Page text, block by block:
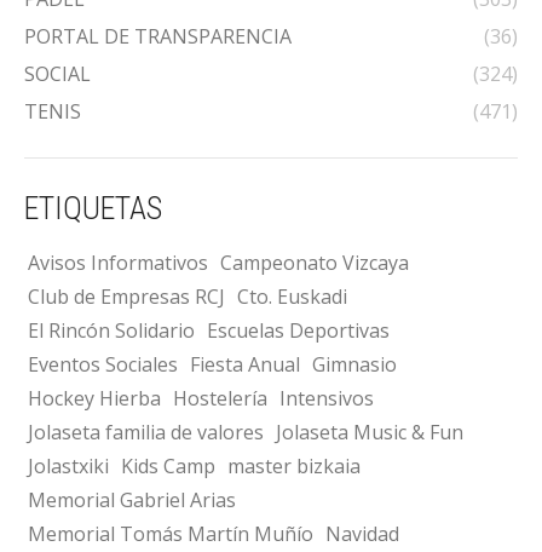
PORTAL DE TRANSPARENCIA
(36)
SOCIAL
(324)
TENIS
(471)
ETIQUETAS
Avisos Informativos Campeonato Vizcaya
Club de Empresas RCJ Cto. Euskadi
El Rincón Solidario Escuelas Deportivas
Eventos Sociales Fiesta Anual Gimnasio
Hockey Hierba Hostelería Intensivos
Jolaseta familia de valores Jolaseta Music & Fun
Jolastxiki Kids Camp master bizkaia
Memorial Gabriel Arias
Memorial Tomás Martín Muñío Navidad